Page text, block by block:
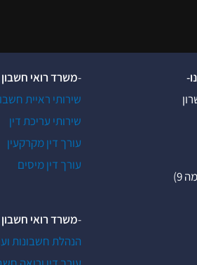
-משרד רואי חשבון
שירותי ראיית
שירותי עריכת דין
עורך דין מקרקעין
עורך דין מיסים
-משרד רואי חשבון
הנהלת חשבונות